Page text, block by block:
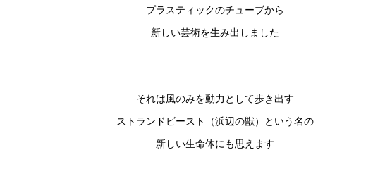
プラスティックのチューブから
新しい芸術を生み出しました
それは風のみを動力として歩き出す
ストランドビースト（浜辺の獣）という名の
新しい生命体にも思えます